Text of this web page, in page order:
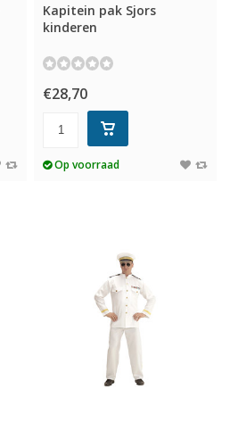
Kapitein pak Sjors
kinderen
€28,70
Op voorraad